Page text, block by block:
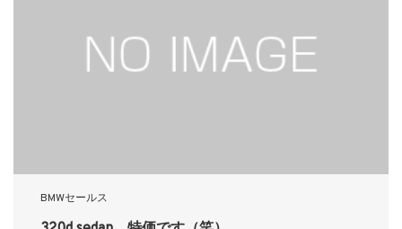
BMWセールス